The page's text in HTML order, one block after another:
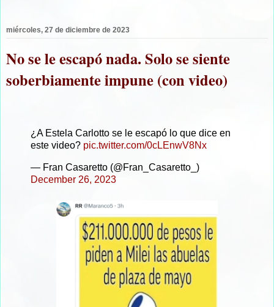
miércoles, 27 de diciembre de 2023
No se le escapó nada. Solo se siente
soberbiamente impune (con video)
¿A Estela Carlotto se le escapó lo que dice en
este video? pic.twitter.com/0cLEnwV8Nx
— Fran Casaretto (@Fran_Casaretto_)
December 26, 2023